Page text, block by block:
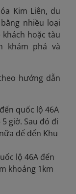
Kim Liên, du
nhiều loại
hoặc tàu
khám phá và
hướng dẫn
quốc lộ 46A
giờ. Sau đó đi
để đến Khu
lộ 46A đến
khoảng 1km